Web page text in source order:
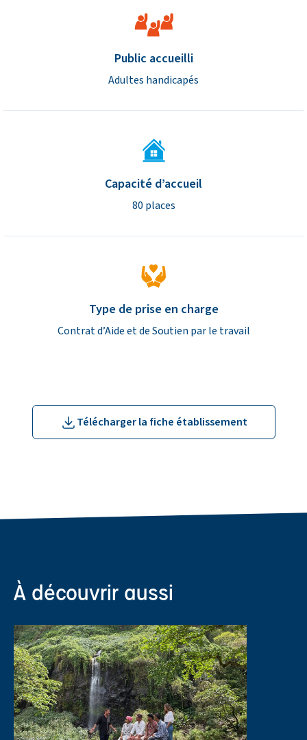
Caractéristiques de
Public accueilli
Adultes handicapés
Capacité d’accueil
80 places
Type de prise en charge
Contrat d’Aide et de Soutien par le travail
Télécharger la fiche établissement
À découvrir aussi